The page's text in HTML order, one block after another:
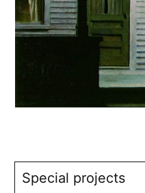
Special projects